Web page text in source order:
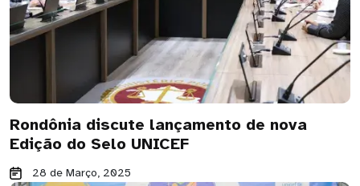
Rondônia discute lançamento de nova
Edição do Selo UNICEF
28 de Março, 2025